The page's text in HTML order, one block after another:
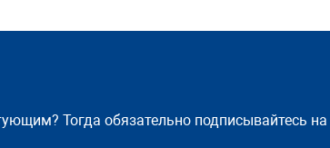
Тогда обязательно подписывайтесь